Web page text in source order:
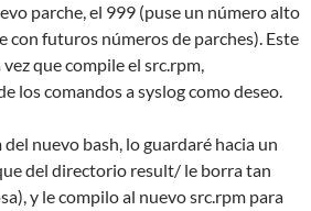
parche, el 999 (puse un número alto
con futuros números de parches). Este
que compile el src.rpm,
los comandos a syslog como deseo.
nuevo bash, lo guardaré hacia un
del directorio result/ le borra tan
y le compilo al nuevo src.rpm para